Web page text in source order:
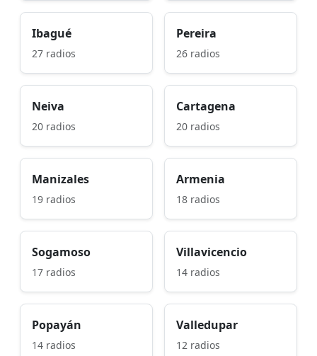
Ibagué
27 radios
Pereira
26 radios
Neiva
20 radios
Cartagena
20 radios
Manizales
19 radios
Armenia
18 radios
Sogamoso
17 radios
Villavicencio
14 radios
Popayán
14 radios
Valledupar
12 radios